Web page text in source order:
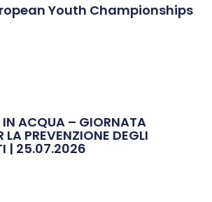
Youth Championships
IN ACQUA – GIORNATA
LA PREVENZIONE DEGLI
| 25.07.2026